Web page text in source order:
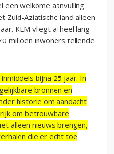
een welkome aanvulling
Zuid-Aziatische land alleen
KLM vliegt al heel lang
miljoen inwoners tellende
bijna 25 jaar. In
bronnen en
historie om aandacht
om betrouwbare
alleen nieuws brengen,
die er echt toe